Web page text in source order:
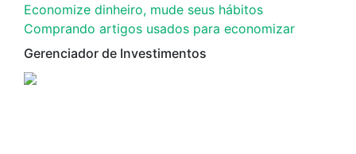
Economize dinheiro, mude seus hábitos
Comprando artigos usados para economizar
Gerenciador de Investimentos